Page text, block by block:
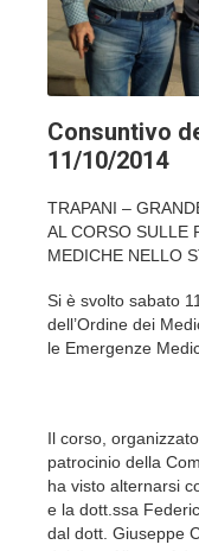
Consuntivo
11/10/2014
TRAPANI –
AL CORSO SULLE
MEDICHE NELLO
Si è svolto sabato
dell’Ordine dei
le Emergenze
Il corso,
patrocinio della
ha visto alternarsi
e la dott.ssa
dal dott. Giuseppe